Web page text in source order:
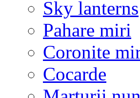
Sky lanterns
Pahare miri
Coronite
Cocarde